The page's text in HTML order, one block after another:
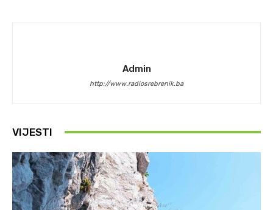
Admin
http://www.radiosrebrenik.ba
VIJESTI